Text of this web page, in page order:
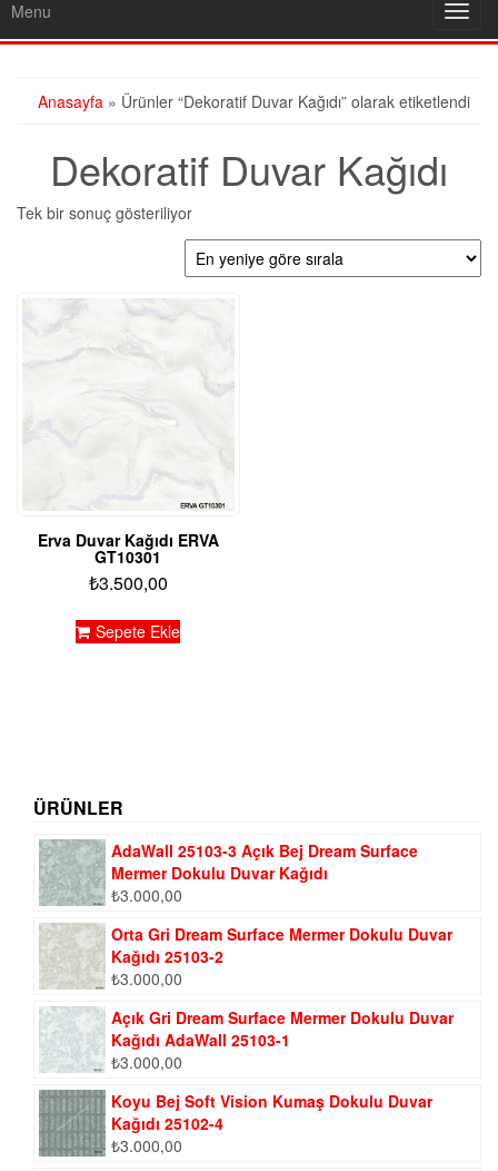
Menu
Anasayfa » Ürünler “Dekoratif Duvar Kağıdı” olarak etiketlendi
Dekoratif Duvar Kağıdı
Tek bir sonuç gösteriliyor
Erva Duvar Kağıdı ERVA
GT10301
₺3.500,00
Sepete Ekle
ÜRÜNLER
AdaWall 25103-3 Açık Bej Dream Surface
Mermer Dokulu Duvar Kağıdı
₺3.000,00
Orta Gri Dream Surface Mermer Dokulu Duvar
Kağıdı 25103-2
₺3.000,00
Açık Gri Dream Surface Mermer Dokulu Duvar
Kağıdı AdaWall 25103-1
₺3.000,00
Koyu Bej Soft Vision Kumaş Dokulu Duvar
Kağıdı 25102-4
₺3.000,00